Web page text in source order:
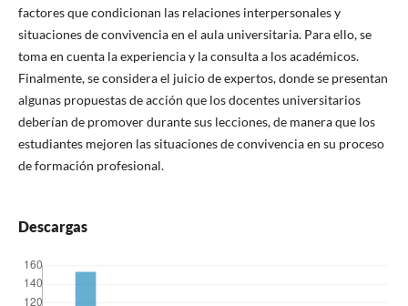
factores que condicionan las relaciones interpersonales y
situaciones de convivencia en el aula universitaria. Para ello, se
toma en cuenta la experiencia y la consulta a los académicos.
Finalmente, se considera el juicio de expertos, donde se presentan
algunas propuestas de acción que los docentes universitarios
deberían de promover durante sus lecciones, de manera que los
estudiantes mejoren las situaciones de convivencia en su proceso
de formación profesional.
Descargas